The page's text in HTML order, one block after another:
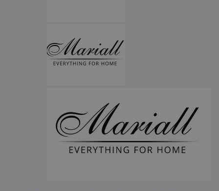
funkcji strony internetowej, takich jak logowanie użytkownika i
zarządzanie kontem. Bez niezbędnych plików cookie nie można
prawidłowo korzystać ze strony internetowej.
QeSessID orzesze.com.pl